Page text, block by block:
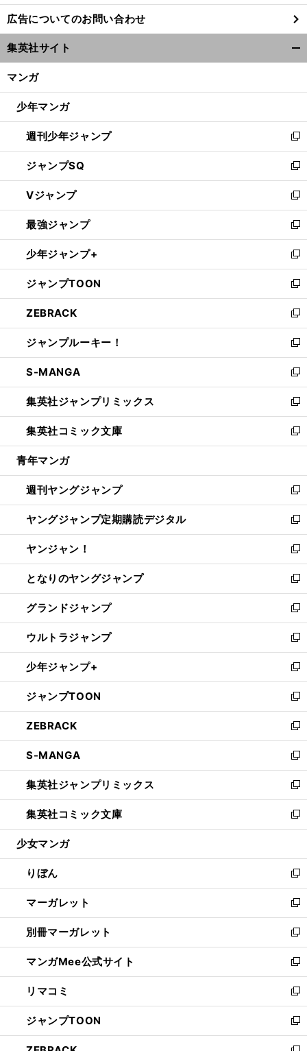
し
い
ウ
ィ
ン
ウ
開
く
広告についてのお問い合わせ
集英社サイト
マンガ
少年マンガ
週刊少年ジャンプ
新
し
い
ウ
ィ
ン
ド
ウ
で
開
く
ジャンプSQ
新
し
い
ウ
ィ
ン
ド
ウ
で
開
く
Vジャンプ
新
し
い
ウ
ィ
ン
ド
ウ
で
開
く
最強ジャンプ
新
し
い
ウ
ィ
ン
ド
ウ
で
開
く
少年ジャンプ+
新
し
い
ウ
ィ
ン
ド
ウ
で
開
く
ジャンプTOON
新
し
い
ウ
ィ
ン
ド
ウ
で
開
く
ZEBRACK
新
し
い
ウ
ィ
ン
ド
ウ
で
開
ジャンプルーキー！
新
し
い
ウ
ィ
ン
ド
ウ
開
く
S-MANGA
新
し
い
ウ
ィ
ン
ウ
で
開
く
集英社ジャンプリミックス
新
し
い
ウ
ン
ド
ウ
で
開
く
集英社コミック文庫
新
し
ウ
ィ
ン
ド
ウ
で
開
く
青年マンガ
週刊ヤングジャンプ
新
し
い
ウ
ィ
ン
ド
ウ
で
開
く
ヤングジャンプ定期購読デジタル
新
し
い
ウ
ィ
ン
ド
ウ
で
開
く
ヤンジャン！
新
し
い
ウ
ィ
ン
ド
ウ
で
開
く
となりのヤングジャンプ
新
し
い
ウ
ィ
ン
ド
ウ
で
開
く
グランドジャンプ
新
し
い
ウ
ィ
ン
ド
ウ
で
開
く
ウルトラジャンプ
新
し
い
ウ
ィ
ン
ド
ウ
で
開
く
少年ジャンプ+
新
し
い
ウ
ィ
ン
ド
ウ
で
開
く
ジャンプTOON
新
し
い
ウ
ィ
ン
ド
ウ
で
開
ZEBRACK
新
し
い
ウ
ィ
ン
ド
ウ
開
く
S-MANGA
新
し
い
ウ
ィ
ン
ウ
で
開
く
集英社ジャンプリミックス
新
し
い
ウ
ン
ド
ウ
で
開
く
集英社コミック文庫
新
し
ウ
ィ
ン
ド
ウ
で
開
く
少女マンガ
りぼん
新
し
い
ウ
ィ
ン
ド
ウ
で
開
く
マーガレット
新
し
い
ウ
ィ
ン
ド
ウ
で
開
別冊マーガレット
新
し
い
ウ
ィ
ン
ド
ウ
マンガMee公式サイト
新
し
い
ウ
ィ
ン
リマコミ
新
し
い
ウ
ジャンプTOON
新
し